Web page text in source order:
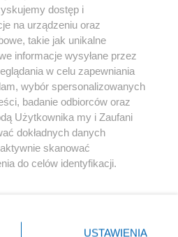
Instagram Youtube
dostęp i
na urządzeniu oraz
takie jak unikalne
informacje wysyłane przez
w celu zapewniania
wybór spersonalizowanych
badanie odbiorców oraz
Użytkownika my i Zaufani
dokładnych danych
skanować
do celów identyfikacji.
przycisk ustawień prywatności
USTAWIENIA